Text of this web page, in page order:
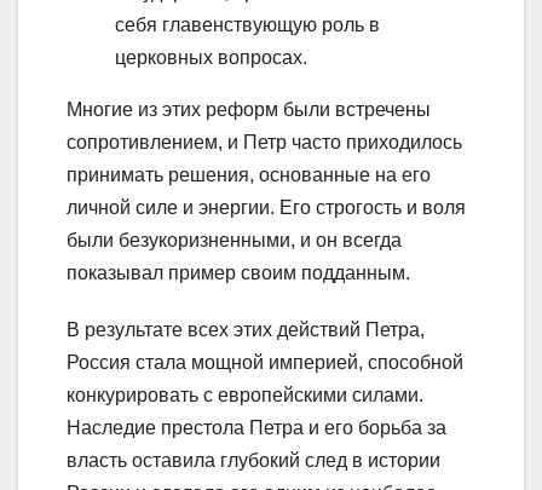
себя главенствующую роль в
церковных вопросах.
Многие из этих реформ были встречены
сопротивлением, и Петр часто приходилось
принимать решения, основанные на его
личной силе и энергии. Его строгость и воля
были безукоризненными, и он всегда
показывал пример своим подданным.
В результате всех этих действий Петра,
Россия стала мощной империей, способной
конкурировать с европейскими силами.
Наследие престола Петра и его борьба за
власть оставила глубокий след в истории